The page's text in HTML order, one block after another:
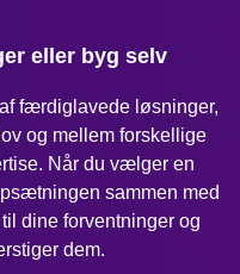
eller byg selv
færdiglavede løsninger,
og mellem forskellige
Når du vælger en
sammen med
dine forventninger og
dem.